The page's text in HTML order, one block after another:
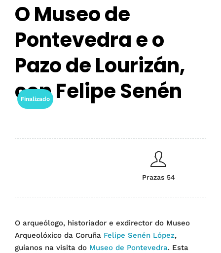
O Museo de
Pontevedra e o
Pazo de Lourizán,
con Felipe Senén
Finalizado
Prazas 54
O arqueólogo, historiador e exdirector do Museo
Arqueolóxico da Coruña Felipe Senén López,
guíanos na visita do Museo de Pontevedra. Esta